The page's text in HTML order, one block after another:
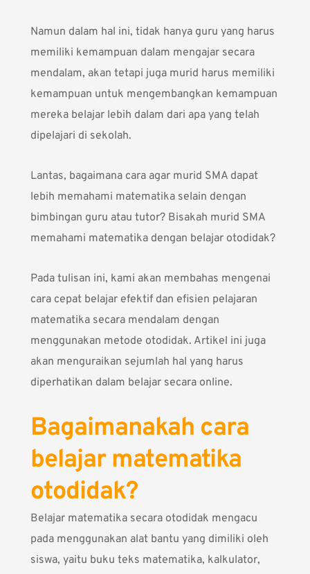
Namun dalam hal ini, tidak hanya guru yang harus
memiliki kemampuan dalam mengajar secara
mendalam, akan tetapi juga murid harus memiliki
kemampuan untuk mengembangkan kemampuan
mereka belajar lebih dalam dari apa yang telah
dipelajari di sekolah.
Lantas, bagaimana cara agar murid SMA dapat
lebih memahami matematika selain dengan
bimbingan guru atau tutor? Bisakah murid SMA
memahami matematika dengan belajar otodidak?
Pada tulisan ini, kami akan membahas mengenai
cara cepat belajar efektif dan efisien pelajaran
matematika secara mendalam dengan
menggunakan metode otodidak. Artikel ini juga
akan menguraikan sejumlah hal yang harus
diperhatikan dalam belajar secara online.
Bagaimanakah cara
belajar matematika
otodidak?
Belajar matematika secara otodidak mengacu
pada menggunakan alat bantu yang dimiliki oleh
siswa, yaitu buku teks matematika, kalkulator,